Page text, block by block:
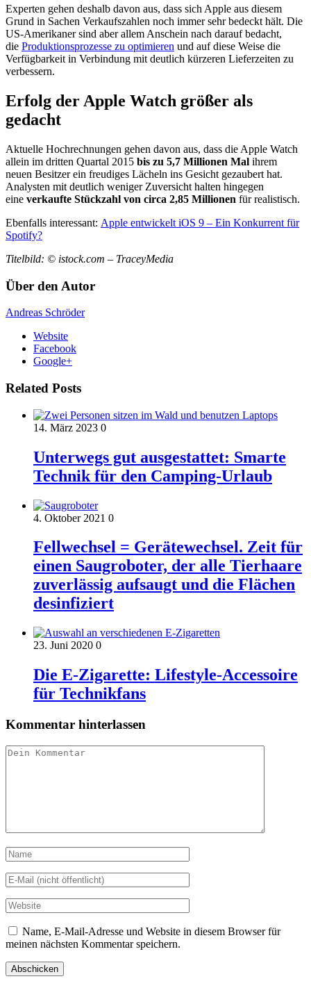
Experten gehen deshalb davon aus, dass sich Apple aus diesem
Grund in Sachen Verkaufszahlen noch immer sehr bedeckt hält. Die
US-Amerikaner sind aber allem Anschein nach darauf bedacht,
die Produktionsprozesse zu optimieren und auf diese Weise die
Verfügbarkeit in Verbindung mit deutlich kürzeren Lieferzeiten zu
verbessern.
Erfolg der Apple Watch größer als
gedacht
Aktuelle Hochrechnungen gehen davon aus, dass die Apple Watch
allein im dritten Quartal 2015 bis zu 5,7 Millionen Mal ihrem
neuen Besitzer ein freudiges Lächeln ins Gesicht gezaubert hat.
Analysten mit deutlich weniger Zuversicht halten hingegen
eine verkaufte Stückzahl von circa 2,85 Millionen für realistisch.
Ebenfalls interessant: Apple entwickelt iOS 9 – Ein Konkurrent für
Spotify?
Titelbild: © istock.com – TraceyMedia
Über den Autor
Andreas Schröder
Website
Facebook
Google+
Related Posts
14. März 2023 0
Unterwegs gut ausgestattet: Smarte
Technik für den Camping-Urlaub
4. Oktober 2021 0
Fellwechsel = Gerätewechsel. Zeit für
einen Saugroboter, der alle Tierhaare
zuverlässig aufsaugt und die Flächen
desinfiziert
23. Juni 2020 0
Die E-Zigarette: Lifestyle-Accessoire
für Technikfans
Kommentar hinterlassen
Name, E-Mail-Adresse und Website in diesem Browser für
meinen nächsten Kommentar speichern.